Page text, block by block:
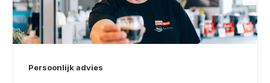
Persoonlijk advies